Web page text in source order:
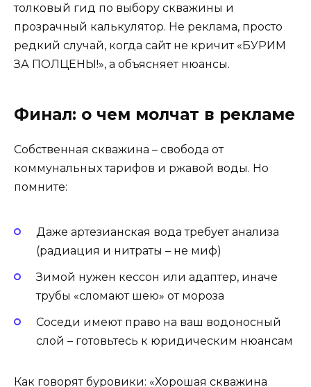
толковый гид по выбору скважины и
прозрачный калькулятор. Не реклама, просто
редкий случай, когда сайт не кричит «БУРИМ
ЗА ПОЛЦЕНЫ!», а объясняет нюансы.
Финал: о чем молчат в рекламе
Собственная скважина – свобода от
коммунальных тарифов и ржавой воды. Но
помните:
Даже артезианская вода требует анализа
(радиация и нитраты – не миф)
Зимой нужен кессон или адаптер, иначе
трубы «сломают шею» от мороза
Соседи имеют право на ваш водоносный
слой – готовьтесь к юридическим нюансам
Как говорят буровики: «Хорошая скважина